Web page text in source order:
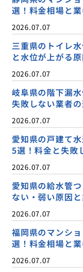
選！料金相場と
2026.07.07
三重県のトイレ
と水位が上がる
2026.07.07
岐阜県の階下漏
失敗しない業者
2026.07.07
愛知県の戸建て
5選！料金と失敗
2026.07.07
愛知県の給水管
ない・弱い原因
2026.07.07
福岡県のマンシ
選！料金相場と
2026.07.07